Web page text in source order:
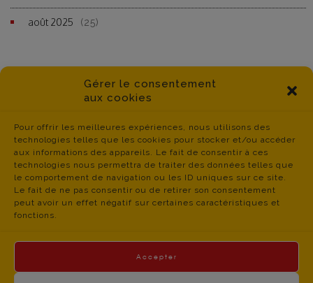
Gérer le consentement
aux cookies
Pour offrir les meilleures expériences, nous utilisons des
technologies telles que les cookies pour stocker et/ou accéder
aux informations des appareils. Le fait de consentir à ces
technologies nous permettra de traiter des données telles que
le comportement de navigation ou les ID uniques sur ce site.
Le fait de ne pas consentir ou de retirer son consentement
peut avoir un effet négatif sur certaines caractéristiques et
fonctions.
Accepter
août 2025 (25)